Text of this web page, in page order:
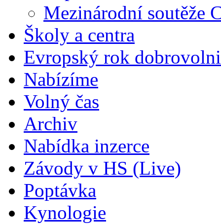
Mezinárodní soutěže
Školy a centra
Evropský rok
Nabízíme
Volný čas
Archiv
Nabídka inzerce
Závody v HS (Live)
Poptávka
Kynologie